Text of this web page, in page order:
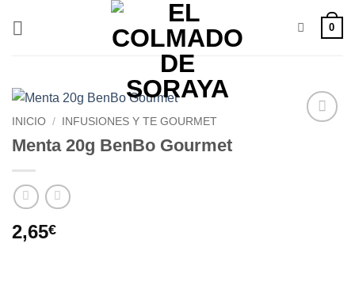
0
INICIO / INFUSIONES Y TE GOURMET
Menta 20g BenBo Gourmet
2,65€